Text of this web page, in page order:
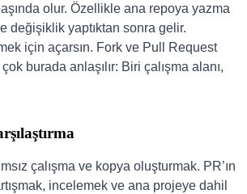
olur. Özellikle ana repoya yazma
değişiklik yaptıktan sonra gelir.
için açarsın. Fork ve Pull Request
burada anlaşılır: Biri çalışma alanı,
çalışma ve kopya oluşturmak. PR’ın
incelemek ve ana projeye dahil